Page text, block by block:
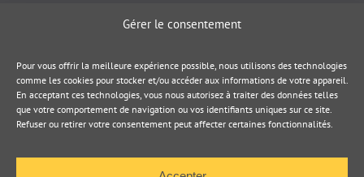
Gérer le consentement
Pour vous offrir la meilleure expérience possible, nous utilisons des technologies
comme les cookies pour stocker et/ou accéder aux informations de votre appareil.
En acceptant ces technologies, vous nous autorisez à traiter des données telles
que votre comportement de navigation ou vos identifiants uniques sur ce site.
Refuser ou retirer votre consentement peut affecter certaines fonctionnalités.
DOCUMENT JURIDIQUE
Politique de cookies